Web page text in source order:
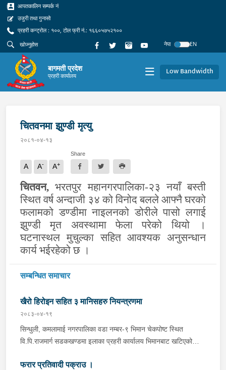
आपतकालिन सम्पर्क नं
उजुरी तथा गुनासो
प्रहरी कन्ट्रोल : १००, टोल फ्री नं.: १६६०५७५२१००
नेपा
EN
बागमती प्रदेश
प्रहरी कार्यालय Low Bandwidth
चितवनमा झुण्डी मृत्यु
२०८१-०४-१३
A A- A+
Share
चितवन, भरतपुर महानगरपालिका-‍२३ नयाँ बस्ती
स्थित वर्ष अन्दाजी ३४ को विनोद बलले आफ्नै घरको
फलामको डण्डीमा नाइलनको डोरीले पासो लगाई
झुण्डी मृत अवस्थामा फेला परेको थियो ।
घटनास्थल मुचुल्का सहित आवश्यक अनुसन्धान
कार्य भईरहेको छ ।
सम्बन्धित समाचार
खैरो हिरोइन सहित ३ मानिसहरु नियन्त्रणमा
२०८३-०४-१९
सिन्धुली, कमलामाई नगरपालिका वडा नम्बर-९ भिमान चेकपोष्ट स्थित
वि.पि.राजमार्ग सडकखण्डमा इलाका प्रहरी कार्यालय भिमानबाट खटिएको
बर्दिवासको संयुक्त टोलीले मोरङबाट काठमाण्डौ तर्फ जाँदै गरेको चालक
फरार प्रतिवादी पक्राउ ।